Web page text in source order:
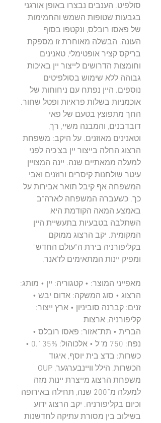
סולפיט. הענבים נבצרו באופן אורגני
בגבעות שטופות השמש והחמימות
של פאסו רובלס, ונקטפו בסוף
העונה. הבשלה מאוחרת זו מספקת
בריקס קציר אופטימלי, טאנינים
וחומצות הדרושים לייצור יין באיכות
גבוהה ללא שימוש בסולפיטים
נוספים. היין נפתח עם ניחוחות של
אוכמניות בשלות פראיות ופטל שחור.
החך מתפוצץ בטעם של פאי
דובדבנים, והמבנה משיי, רך,
וטאנינים מאוזנים. על היקב: משפחת
הרצוג החלה בייצור יין בצ'כיה לפני
למעלה ממאתיים שנה. יינה המצויין
עיטר שולחנות קיסרים ורוזנים ואבי
המשפחה אף קיבל תואר אבירות על
כך. כשעברה המשפחה לארה"ב
באמצע המאה הקודמת היא
השתלבה בטבעיות בתעשיית היין
המקומית. יקב הרצוג ממוקם
בקליפורניה בירת ה"עולם החדש"
ומפיק יינות המתאימים לז'אנר.
מאפייני המוצר: • קטגוריה: יין • מותג:
הרצוג • סוג המשקה: אדום יבש •
זנים: קברנה סוביניון • ארץ ייצור:
קליפורניה, ארצות
הברית • תת־אזור: פאסו רובלס •
נפח: 750 מ''ל • אלכוהול: 0.135% •
כשרות: בדצ בית יוסף, איגוד
הכשרות, הילל וויינבערגער, OUP
משפחת הרצוג מייצרת יינות מזה
למעלה מ־200 שנה, תחילה באירופה
וכיום בקליפורניה. יקב הרצוג ידוע
בשילוב בין מסורת עתיקה לחדשנות